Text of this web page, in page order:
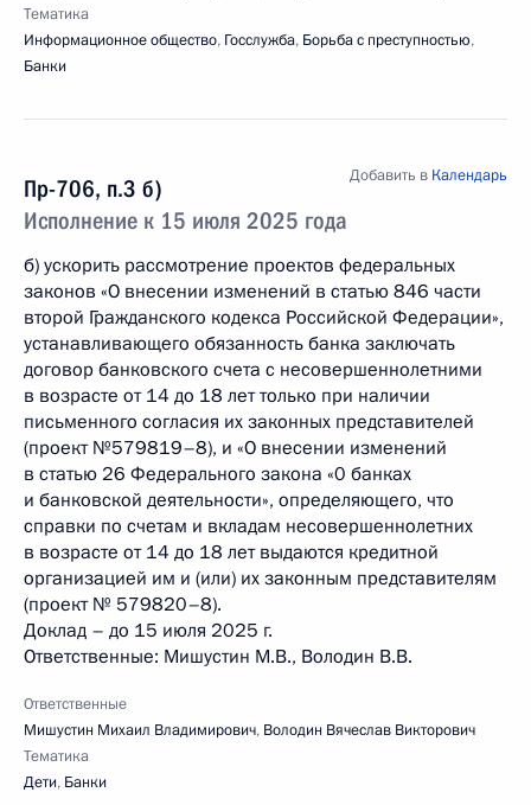
Тематика
Информационное общество, Госслужба, Борьба с преступностью,
Банки
Пр-706, п.3 б)
Исполнение к 15 июля 2025 года
Добавить в Календарь
б) ускорить рассмотрение проектов федеральных
законов «О внесении изменений в статью 846 части
второй Гражданского кодекса Российской Федерации»,
устанавливающего обязанность банка заключать
договор банковского счета с несовершеннолетними
в возрасте от 14 до 18 лет только при наличии
письменного согласия их законных представителей
(проект №579819–8), и «О внесении изменений
в статью 26 Федерального закона «0 банках
и банковской деятельности», определяющего, что
справки по счетам и вкладам несовершеннолетних
в возрасте от 14 до 18 лет выдаются кредитной
организацией им и (или) их законным представителям
(проект № 579820–8).
Доклад – до 15 июля 2025 г.
Ответственные: Мишустин М.В., Володин В.В.
Ответственные
Мишустин Михаил Владимирович, Володин Вячеслав Викторович
Тематика
Дети, Банки